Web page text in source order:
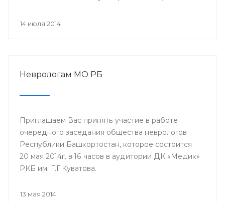
университетской клиники Лондона.
14 июля 2014
Неврологам МО РБ
Приглашаем Вас принять участие в работе
очередного заседания общества неврологов
Республики Башкортостан, которое состоится
20 мая 2014г. в 16 часов в аудитории ДК «Медик»
РКБ им. Г.Г.Куватова.
13 мая 2014